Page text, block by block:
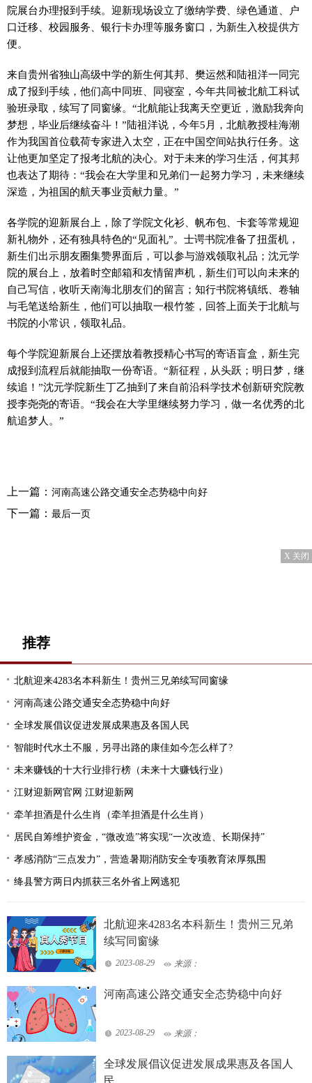
院展台办理报到手续。迎新现场设立了缴纳学费、绿色通道、户
口迁移、校园服务、银行卡办理等服务窗口，为新生入校提供方
便。
来自贵州省独山高级中学的新生何其邦、樊运然和陆祖洋一同完
成了报到手续，他们高中同班、同寝室，今年共同被北航工科试
验班录取，续写了同窗缘。“北航能让我离天空更近，激励我奔向
梦想，毕业后继续奋斗！”陆祖洋说，今年5月，北航教授桂海潮
作为我国首位载荷专家进入太空，正在中国空间站执行任务。这
让他更加坚定了报考北航的决心。对于未来的学习生活，何其邦
也表达了期待：“我会在大学里和兄弟们一起努力学习，未来继续
深造，为祖国的航天事业贡献力量。”
各学院的迎新展台上，除了学院文化衫、帆布包、卡套等常规迎
新礼物外，还有独具特色的“见面礼”。士谔书院准备了扭蛋机，
新生们出示朋友圈集赞界面后，可以参与游戏领取礼品；沈元学
院的展台上，放着时空邮箱和友情留声机，新生们可以向未来的
自己写信，收听天南海北朋友们的留言；知行书院将镇纸、卷轴
与毛笔送给新生，他们可以抽取一根竹签，回答上面关于北航与
书院的小常识，领取礼品。
每个学院迎新展台上还摆放着教授精心书写的寄语盲盒，新生完
成报到流程后就能抽取一份寄语。“新征程，从头跃；明日梦，继
续追！”沈元学院新生丁乙抽到了来自前沿科学技术创新研究院教
授李尧尧的寄语。“我会在大学里继续努力学习，做一名优秀的北
航追梦人。”
上一篇： 河南高速公路交通安全态势稳中向好
下一篇： 最后一页
X 关闭
推荐
北航迎来4283名本科新生！贵州三兄弟续写同窗缘
河南高速公路交通安全态势稳中向好
全球发展倡议促进发展成果惠及各国人民
智能时代水土不服，另寻出路的康佳如今怎么样了?
未来赚钱的十大行业排行榜（未来十大赚钱行业）
江财迎新网官网 江财迎新网
牵羊担酒是什么生肖（牵羊担酒是什么生肖）
居民自筹维护资金，“微改造”将实现“一次改造、长期保持”
孝感消防“三点发力”，营造暑期消防安全专项教育浓厚氛围
绛县警方两日内抓获三名外省上网逃犯
北航迎来4283名本科新生！贵州三兄弟
续写同窗缘
2023-08-29 来源：
河南高速公路交通安全态势稳中向好
2023-08-29 来源：
全球发展倡议促进发展成果惠及各国人
民